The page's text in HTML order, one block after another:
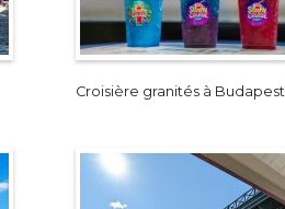
Croisière granités à Budapest